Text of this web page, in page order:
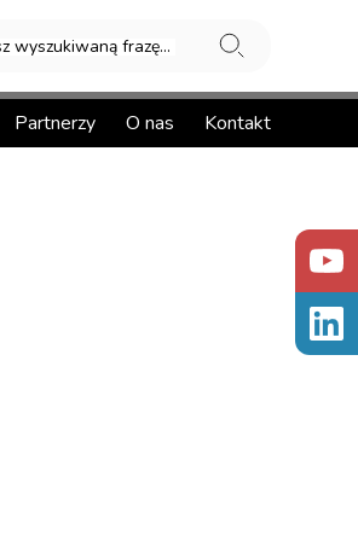
wyszukiwaną frazę...
Partnerzy O nas Kontakt